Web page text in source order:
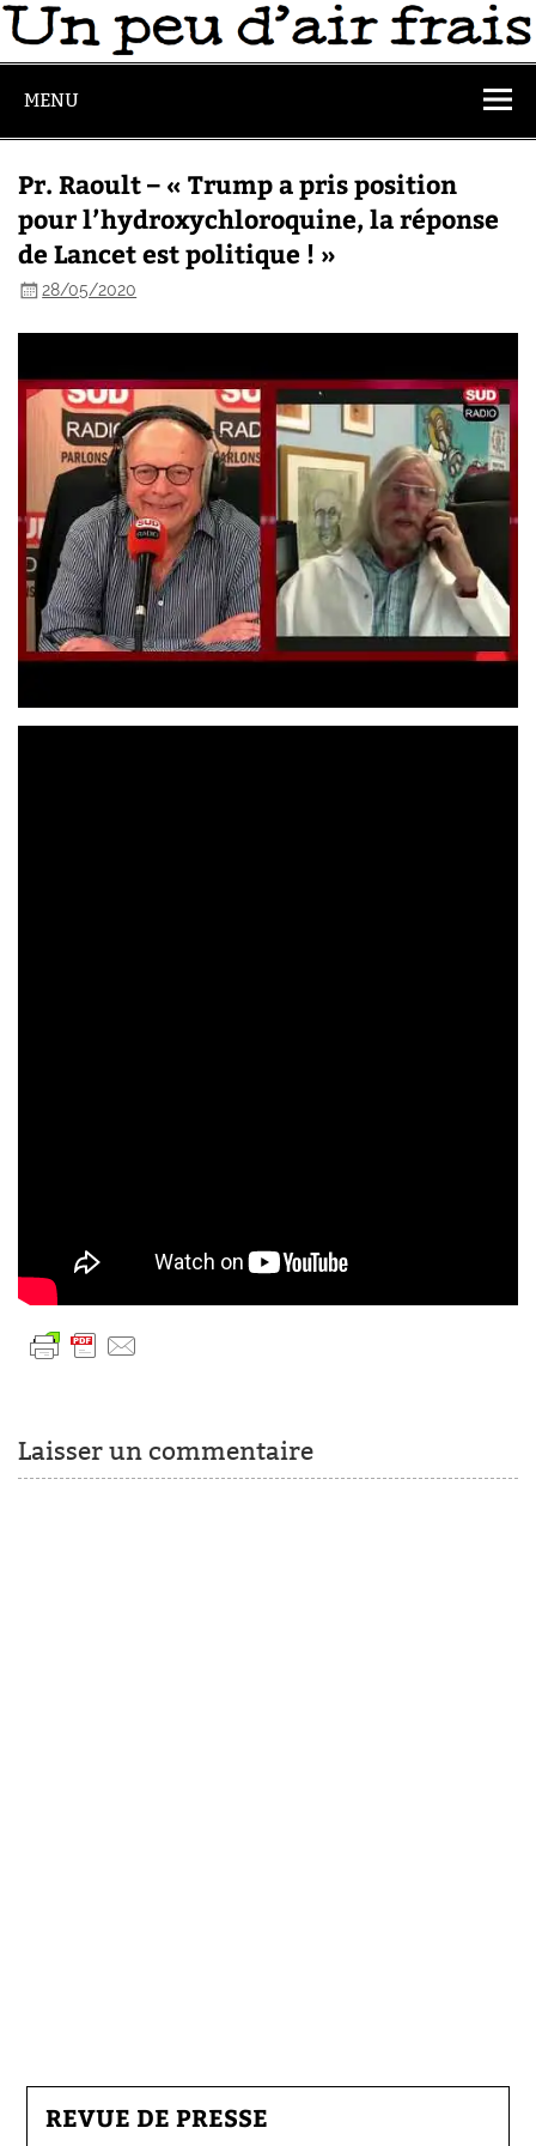
MENU
Pr. Raoult – « Trump a pris position
pour l’hydroxychloroquine, la réponse
de Lancet est politique ! »
28/05/2020
Laisser un commentaire
REVUE DE PRESSE